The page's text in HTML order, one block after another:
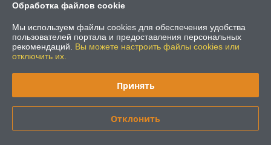
Контакты
Доставка и оплата
Полная версия сайта
Обработка файлов cookie
Мы используем файлы cookies для обеспечения удобства
пользователей портала и предоставления персональных
рекомендаций. Вы можете настроить файлы cookies или
отключить их.
Принять
Отклонить